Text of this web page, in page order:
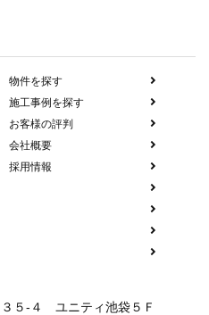
物件を探す
施工事例を探す
お客様の評判
会社概要
採用情報
５-４ ユニティ池袋５Ｆ